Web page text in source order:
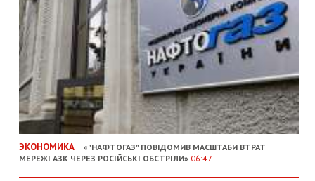
ЭКОНОМИКА
«"НАФТОГАЗ" ПОВІДОМИВ МАСШТАБИ ВТРАТ
МЕРЕЖІ АЗК ЧЕРЕЗ РОСІЙСЬКІ ОБСТРІЛИ» 06:47